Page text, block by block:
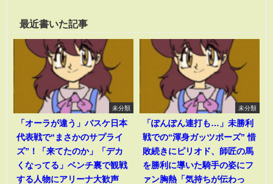
最近書いた記事
未分類
「オーラが違う」バスケ日本
代表戦で“まさかのサプライ
ズ”！「来てたのか」「デカ
くなってる」ベンチ裏で観戦
する人物にアリーナ大歓声
未分類
「ぽんぽん連打も…」未勝利
戦での“渾身ガッツポーズ” 惜
敗続きにピリオド、師匠の馬
を勝利に導いた騎手の姿にフ
ァン胸熱「気持ちが伝わっ